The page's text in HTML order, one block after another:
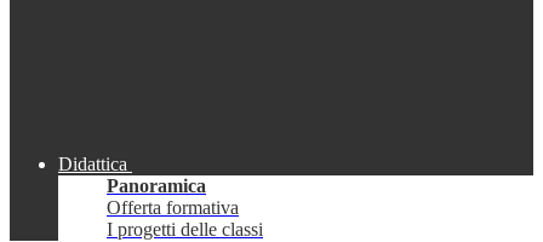
Didattica
Panoramica
Offerta formativa
I progetti delle classi